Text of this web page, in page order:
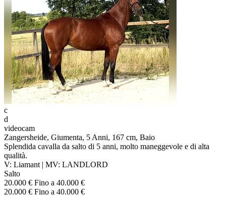
c
d
videocam
Zangersheide, Giumenta, 5 Anni, 167 cm, Baio
Splendida cavalla da salto di 5 anni, molto maneggevole e di alta
qualità.
V: Liamant | MV: LANDLORD
Salto
20.000 € Fino a 40.000 €
20.000 € Fino a 40.000 €